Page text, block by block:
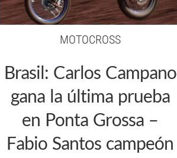
MOTOCROSS
Brasil: Carlos Campano
gana la última prueba
en Ponta Grossa –
Fabio Santos campeón